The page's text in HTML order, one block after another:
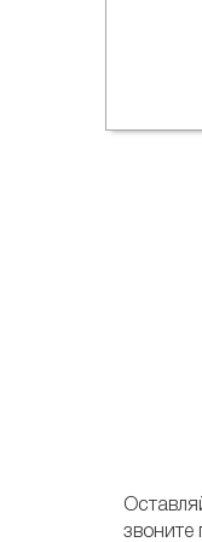
звоните